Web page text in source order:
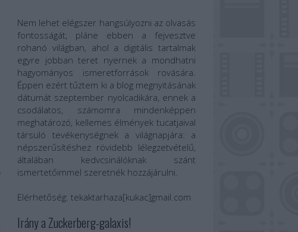
Nem lehet elégszer hangsúlyozni az olvasás
fontosságát, pláne ebben a fejvesztve
rohanó világban, ahol a digitális tartalmak
egyre jobban teret nyernek a mondhatni
hagyományos ismeretforrások rovására.
Éppen ezért tűztem ki a blog megnyitásának
dátumát szeptember nyolcadikára, ennek a
csodálatos, számomra mindenképpen
meghatározó, kellemes élmények tucatjaival
társuló tevékenységnek a világnapjára: a
népszerűsítéshez rövidebb lélegzetvételű,
általában kedvcsinálóknak szánt
ismertetőimmel szeretnék hozzájárulni.
Elérhetőség: tekaktarhaza[kukac]gmail.com
Irány a Zuckerberg-galaxis!